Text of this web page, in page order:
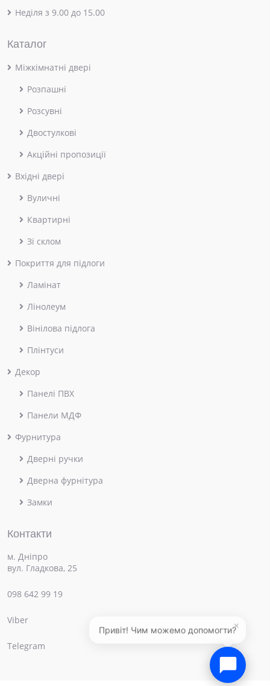
×
Привіт! Чим можемо допомогти?
Неділя з 9.00 до 15.00
Каталог
Міжкімнатні двері
Розпашні
Розсувні
Двостулкові
Акційні пропозиції
Вхідні двері
Вуличні
Квартирні
Зі склом
Покриття для підлоги
Ламінат
Лінолеум
Вінілова підлога
Плінтуси
Декор
Панелі ПВХ
Панели МДФ
Фурнитура
Дверні ручки
Дверна фурнітура
Замки
Контакти
м. Дніпро
вул. Гладкова, 25
098 642 99 19
Viber
Telegram